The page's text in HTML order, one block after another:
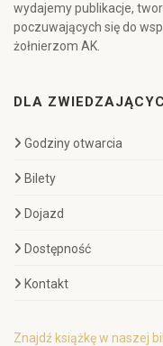
wydajemy publikacje,
poczuwających się do
żołnierzom AK.
DLA
Godziny otwarcia
Bilety
Dojazd
Dostępność
Kontakt
Znajdź książkę w naszej